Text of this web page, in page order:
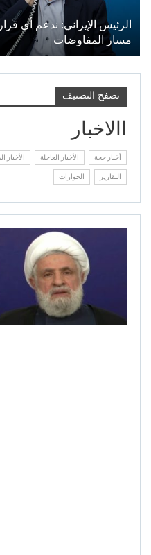
الرئيس الإيراني: ندعم أي
مسار المفاوضات
تصفح التصنيف
االاخبار
أخبار حجة الأخبار العاجلة الأخبار
التقارير الحوارات